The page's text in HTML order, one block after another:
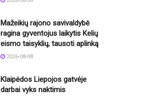
Mažeikių rajono savivaldybė
ragina gyventojus laikytis Kelių
eismo taisyklių, tausoti aplinką
2026-08-08
Klaipėdos Liepojos gatvėje
darbai vyks naktimis